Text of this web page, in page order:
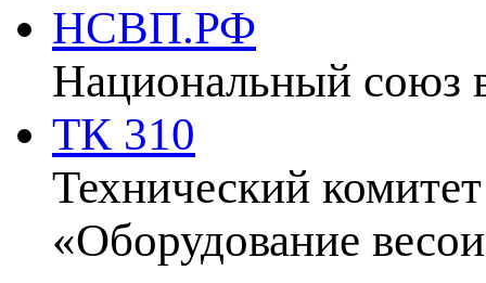
НСВП.РФ
Национальный союз
ТК 310
Технический
«Оборудование